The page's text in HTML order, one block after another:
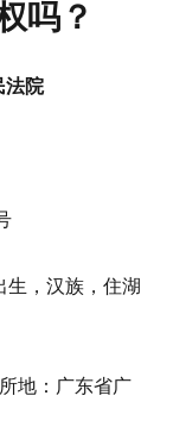
吗？
法院
生，汉族，住湖
地：广东省广